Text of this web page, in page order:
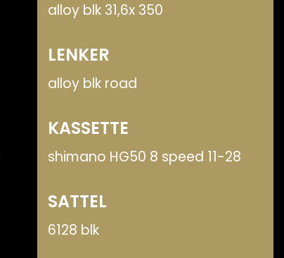
alloy blk 31,6x 350
LENKER
alloy blk road
KASSETTE
shimano HG50 8 speed 11-28
SATTEL
6128 blk